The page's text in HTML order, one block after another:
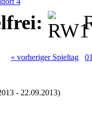
« vorheriger Spieltag
- 22.09.2013)